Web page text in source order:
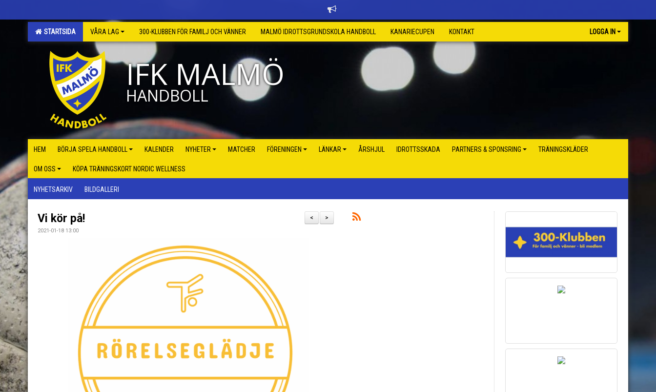
STARTSIDA VÅRA LAG 300-KLUBBEN FÖR FAMILJ OCH VÄNNER MALMÖ IDROTTSGRUNDSKOLA HANDBOLL KANARIECUPEN KONTAKT LOGGA IN
IFK MALMÖ
HANDBOLL
HEM BÖRJA SPELA HANDBOLL KALENDER NYHETER MATCHER FÖRENINGEN LÄNKAR ÅRSHJUL IDROTTSSKADA PARTNERS & SPONSRING TRÄNINGSKLÄDER
OM OSS KÖPA TRÄNINGSKORT NORDIC WELLNESS
NYHETSARKIV BILDGALLERI
>
<
Vi kör på!
2021-01-18 13:00